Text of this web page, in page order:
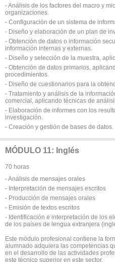
- Análisis de los factores del macro y
organizaciones.
- Configuración de un sistema de
- Diseño y elaboración de un plan de
- Obtención de datos o información
información internas y externas.
- Diseño y selección de la muestra,
- Obtención de datos primarios,
procedimientos.
- Diseño de cuestionarios para la
- Tratamiento y análisis de la
comercial, aplicando técnicas de
- Elaboración de informes con los
investigación.
- Creación y gestión de bases de datos.
MÓDULO 11: Inglés
70 horas
- Análisis de mensajes orales
- Interpretación de mensajes escritos
- Producción de mensajes orales
- Emisión de textos escritos
- Identificación e interpretación de los
de los países de lengua extranjera
Este módulo profesional contiene la
alumnado adquiera las competencias
en el desarrollo de las actividades
este técnico superior en este sector.